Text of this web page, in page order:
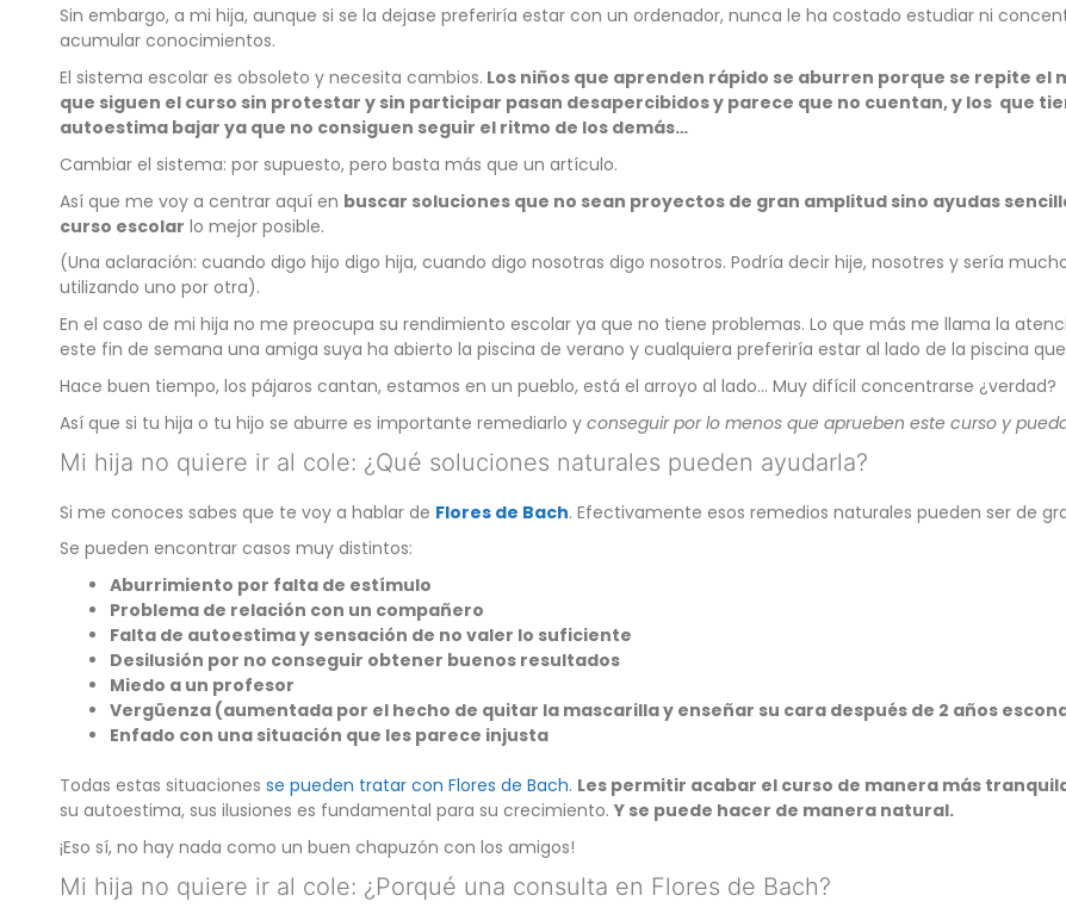
Sin embargo, a mi hija, aunque si se la dejase preferiría estar con un ordenador, nunca le ha costado estudiar ni
acumular conocimientos.
El sistema escolar es obsoleto y necesita cambios. Los niños que aprenden rápido se aburren porque se repite el
que siguen el curso sin protestar y sin participar pasan desapercibidos y parece que no cuentan, y los que
autoestima bajar ya que no consiguen seguir el ritmo de los demás…
Cambiar el sistema: por supuesto, pero basta más que un artículo.
Así que me voy a centrar aquí en buscar soluciones que no sean proyectos de gran amplitud sino ayudas
curso escolar lo mejor posible.
(Una aclaración: cuando digo hijo digo hija, cuando digo nosotras digo nosotros. Podría decir hije, nosotres y sería
utilizando uno por otra).
En el caso de mi hija no me preocupa su rendimiento escolar ya que no tiene problemas. Lo que más me llama la
este fin de semana una amiga suya ha abierto la piscina de verano y cualquiera preferiría estar al lado de la piscina
Hace buen tiempo, los pájaros cantan, estamos en un pueblo, está el arroyo al lado… Muy difícil concentrarse ¿verdad?
Así que si tu hija o tu hijo se aburre es importante remediarlo y conseguir por lo menos que aprueben este curso y
Mi hija no quiere ir al cole: ¿Qué soluciones naturales pueden ayudarla?
Si me conoces sabes que te voy a hablar de Flores de Bach. Efectivamente esos remedios naturales pueden ser de
Se pueden encontrar casos muy distintos:
Aburrimiento por falta de estímulo
Problema de relación con un compañero
Falta de autoestima y sensación de no valer lo suficiente
Desilusión por no conseguir obtener buenos resultados
Miedo a un profesor
Vergüenza (aumentada por el hecho de quitar la mascarilla y enseñar su cara después de 2 años
Enfado con una situación que les parece injusta
Todas estas situaciones se pueden tratar con Flores de Bach. Les permitir acabar el curso de manera más
su autoestima, sus ilusiones es fundamental para su crecimiento. Y se puede hacer de manera natural.
¡Eso sí, no hay nada como un buen chapuzón con los amigos!
Mi hija no quiere ir al cole: ¿Porqué una consulta en Flores de Bach?